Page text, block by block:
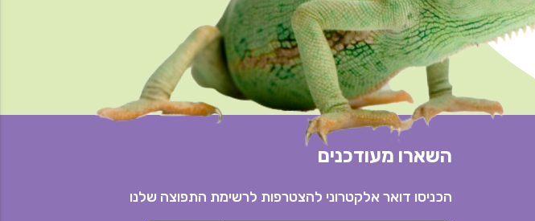
השארו מעודכנים
הכניסו דואר אלקטרוני להצטרפות לרשימת התפוצה שלנו